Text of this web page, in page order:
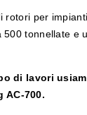
rotori per
tonnellate e
di lavori
AC-700.